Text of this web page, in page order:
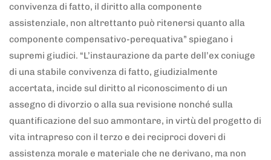
convivenza di fatto, il diritto alla componente
assistenziale, non altrettanto può ritenersi quanto alla
componente compensativo-perequativa” spiegano i
supremi giudici. “L’instaurazione da parte dell’ex coniuge
di una stabile convivenza di fatto, giudizialmente
accertata, incide sul diritto al riconoscimento di un
assegno di divorzio o alla sua revisione nonché sulla
quantificazione del suo ammontare, in virtù del progetto di
vita intrapreso con il terzo e dei reciproci doveri di
assistenza morale e materiale che ne derivano, ma non